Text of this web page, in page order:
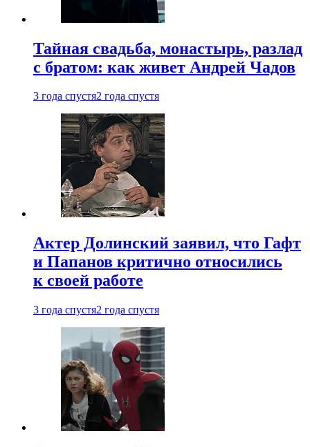
Тайная свадьба, монастырь, разлад
с братом: как живет Андрей Чадов
3 года спустя2 года спустя
Актер Долинский заявил, что Гафт
и Папанов критично относились
к своей работе
3 года спустя2 года спустя